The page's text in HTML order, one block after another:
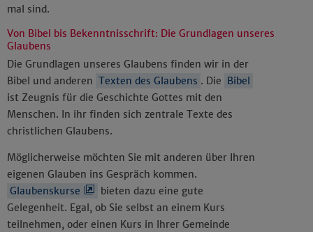
mal sind.
Von Bibel bis Bekenntnisschrift: Die Grundlagen unseres
Glaubens
Die Grundlagen unseres Glaubens finden wir in der
Bibel und anderen Texten des Glaubens . Die Bibel
ist Zeugnis für die Geschichte Gottes mit den
Menschen. In ihr finden sich zentrale Texte des
christlichen Glaubens.
Möglicherweise möchten Sie mit anderen über Ihren
eigenen Glauben ins Gespräch kommen.
Glaubenskurse
bieten dazu eine gute
Gelegenheit. Egal, ob Sie selbst an einem Kurs
teilnehmen, oder einen Kurs in Ihrer Gemeinde